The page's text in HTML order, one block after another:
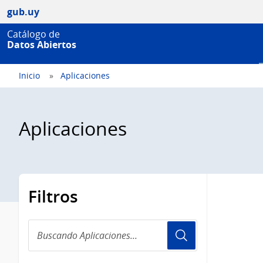
gub.uy
Catálogo de
Datos Abiertos
Inicio Aplicaciones
Aplicaciones
Filtros
Aplicaciones...